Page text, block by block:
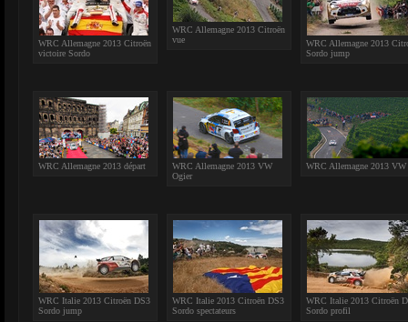
WRC Allemagne 2013 Citroën
victoire Sordo
WRC Allemagne 2013 Citroën
vue
WRC Allemagne 2013
Sordo jump
WRC Allemagne 2013 départ
WRC Allemagne 2013 VW
Ogier
WRC Allemagne 2013 VW
WRC Italie 2013 Citroën DS3
Sordo jump
WRC Italie 2013 Citroën DS3
Sordo spectateurs
WRC Italie 2013 Citroën
Sordo profil